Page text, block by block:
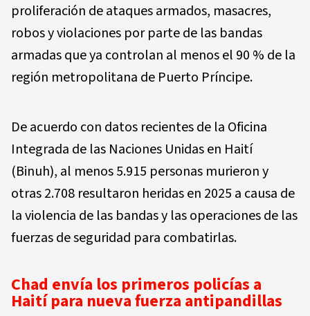
proliferación de ataques armados, masacres,
robos y violaciones por parte de las bandas
armadas que ya controlan al menos el 90 % de la
región metropolitana de Puerto Príncipe.
De acuerdo con datos recientes de la Oficina
Integrada de las Naciones Unidas en Haití
(Binuh), al menos 5.915 personas murieron y
otras 2.708 resultaron heridas en 2025 a causa de
la violencia de las bandas y las operaciones de las
fuerzas de seguridad para combatirlas.
Chad envía los primeros policías a
Haití para nueva fuerza antipandillas